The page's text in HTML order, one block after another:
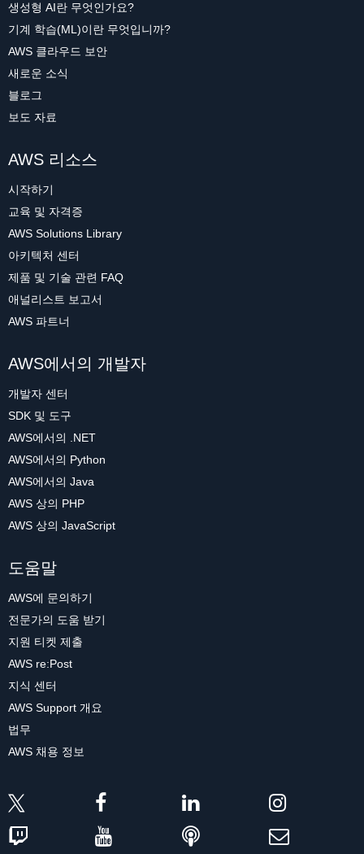
생성형 AI란 무엇인가요?
기계 학습(ML)이란 무엇입니까?
AWS 클라우드 보안
새로운 소식
블로그
보도 자료
AWS 리소스
시작하기
교육 및 자격증
AWS Solutions Library
아키텍처 센터
제품 및 기술 관련 FAQ
애널리스트 보고서
AWS 파트너
AWS에서의 개발자
개발자 센터
SDK 및 도구
AWS에서의 .NET
AWS에서의 Python
AWS에서의 Java
AWS 상의 PHP
AWS 상의 JavaScript
도움말
AWS에 문의하기
전문가의 도움 받기
지원 티켓 제출
AWS re:Post
지식 센터
AWS Support 개요
법무
AWS 채용 정보